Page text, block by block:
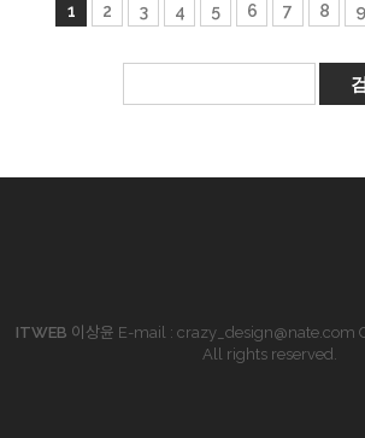
1 2 3 4 5 6 7 8 9
ITWEB 이상윤 E-mail : crazy_design@nate.com
All rights reserved.